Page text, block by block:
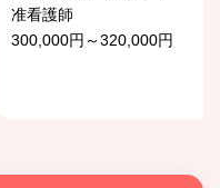
准看護師
300,000円～320,000円